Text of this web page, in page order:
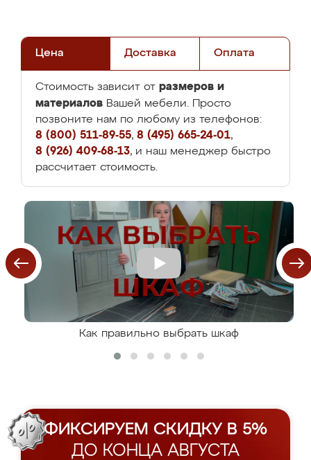
Цена Доставка Оплата
Стоимость зависит от размеров и
материалов Вашей мебели. Просто
позвоните нам по любому из телефонов:
8 (800) 511-89-55, 8 (495) 665-24-01,
8 (926) 409-68-13, и наш менеджер быстро
рассчитает стоимость.
Как правильно выбрать шкаф
ФИКСИРУЕМ СКИДКУ В 5%
ДО КОНЦА АВГУСТА